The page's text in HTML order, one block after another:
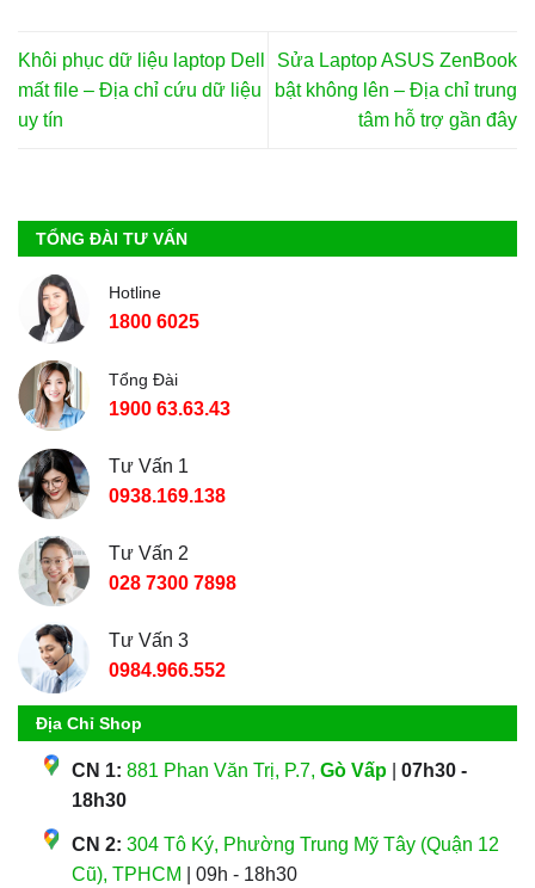
Khôi phục dữ liệu laptop Dell
mất file – Địa chỉ cứu dữ liệu
uy tín
Sửa Laptop ASUS ZenBook
bật không lên – Địa chỉ trung
tâm hỗ trợ gần đây
TỔNG ĐÀI TƯ VẤN
Hotline
1800 6025
Tổng Đài
1900 63.63.43
Tư Vấn 1
0938.169.138
Tư Vấn 2
028 7300 7898
Tư Vấn 3
0984.966.552
Địa Chỉ Shop
CN 1: 881 Phan Văn Trị, P.7, Gò Vấp
07h30 -
18h30
CN 2: 304 Tô Ký, Phường Trung Mỹ Tây (Quận 12
Cũ), TPHCM
| 09h - 18h30